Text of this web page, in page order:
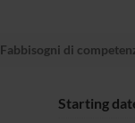
Fabbisogni di
Starting